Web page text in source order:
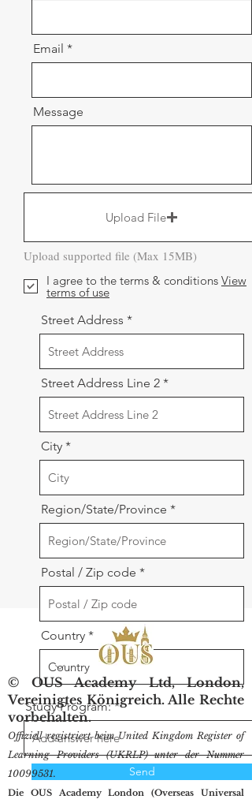
Email
Message
Upload File
Upload supported file (Max 15MB)
I agree to the terms & conditions View
terms of use
Street Address
Street Address Line 2
City
Region/State/Province
Postal / Zip code
Country
Study Program:
Send
© OUS Academy Ltd, London,
Vereinigtes Königreich. Alle Rechte
vorbehalten.
Offiziell registriert beim United Kingdom Register of
Learning Providers (UKRLP) unter der Nummer
10099531.
Die OUS Academy London (Overseas Universal